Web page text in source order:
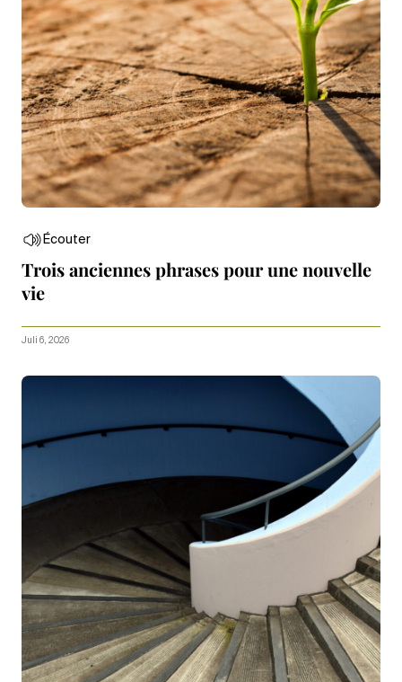
Écouter
Trois anciennes phrases pour une nouvelle
vie
Juli 6, 2026